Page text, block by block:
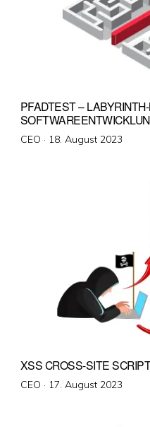
PFADTEST –
CEO · Veröffentlicht
18. August 2023
XSS CROSS-SITE
CEO · Veröffentlicht
17. August 2023